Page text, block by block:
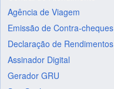
Agência de Viagem
Emissão de Contra-cheques
Declaração de Rendimentos
Assinador Digital
Gerador GRU